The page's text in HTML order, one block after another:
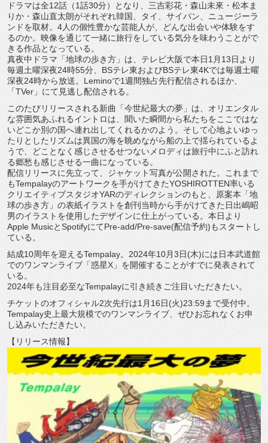
ドラマは全12話（1話30分）となり、三吉彩花・森山未來・ 松本ま
りか・森山直太朗がそれぞれ韓国、タイ、サイパン、 ニュージーラ
ンドを取材。 4人の個性豊かな芸能人が、
どんな出会いや体験をす
るのか。 映像を通じて一緒に旅行をしている気分を味わうことがで
きる作品となっている。
真夜中ドラマ「地球の歩き方」は、テレビ大阪で本日1 月 13日よ り
毎週土曜深夜24時55分、 BSテレ東およびBSテレ東4Kでは毎週土曜
深夜24時から放送。 Leminoで1週間独占先行配信されるほか、
「TVer 」にて見逃し配信される。
このたびリリースされる新曲「今世紀最大の夢」は、 オリエンタル
な雰囲気あふれるイントロは、 聞いた瞬間から私たちをここではな
いどこか別の国へ連れ出してく れるかのよう。 そして心地よいゆっ
たりとしたリズムは異国の海を眺めながら船の 上で揺られているよ
うで、
どことなく感じさせるせつないメロディは旅行中にふと訪れ
る郷愁も感じさせる一曲になっている。
配信リリースに先立って、ジャケット写真が公開された。
これまで
もTempalayのアートワークを手がけてきたYOSHIROTTEN率いる
クリエイティブスタジオYARのディレクションのもと、原案本「地
球の歩き方」 の表紙イラストを創刊当時から手がけてきた日出嶋昭
男のイラスト を使用したデザインに仕上がっている。本日より
Apple Musicと SpotifyにてPre-add/Pre-save(配信予約)もスタートし
ている。
結成10周年を迎えるTempalay。 2024年10月3日(木)には日本武道館
でのワンマンライブ「惑星X 」 を開催することがすでに発表されて
いる。
2024年も注目必至なTempalayに引き続きご注目いただきたい。
チケットのオフィシャル2次先行は1 月 16日(火)23:59ま で受付中。
Tempalay史上最大規模でのワンマンライブ、 ぜひお忘れなくお申
し込みいただきたい。
【リリース情報】